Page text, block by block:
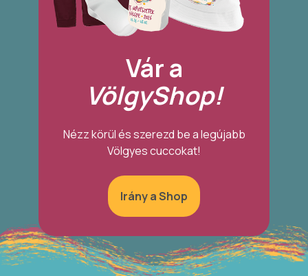
Vár a
VölgyShop!
Nézz körül és szerezd be a legújabb
Völgyes cuccokat!
Irány a Shop